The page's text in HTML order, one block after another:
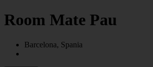
Room Mate Pau
Barcelona, Spania